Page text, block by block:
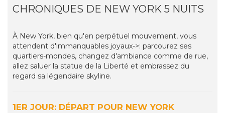
CHRONIQUES DE NEW YORK 5 NUITS
À New York, bien qu'en perpétuel mouvement, vous
attendent d'immanquables joyaux->: parcourez ses
quartiers-mondes, changez d'ambiance comme de rue,
allez saluer la statue de la Liberté et embrassez du
regard sa légendaire skyline.
1ER JOUR: DÉPART POUR NEW YORK